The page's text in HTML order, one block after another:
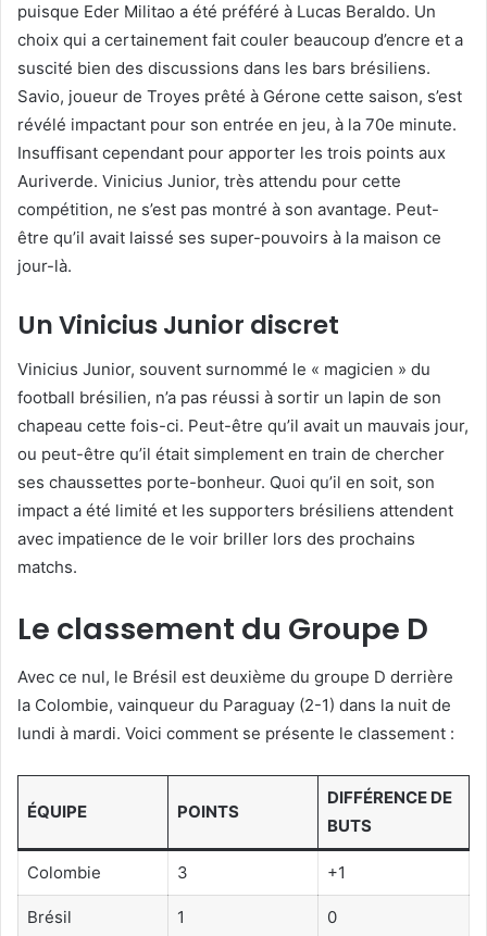
puisque Eder Militao a été préféré à Lucas Beraldo. Un
choix qui a certainement fait couler beaucoup d’encre et a
suscité bien des discussions dans les bars brésiliens.
Savio, joueur de Troyes prêté à Gérone cette saison, s’est
révélé impactant pour son entrée en jeu, à la 70e minute.
Insuffisant cependant pour apporter les trois points aux
Auriverde. Vinicius Junior, très attendu pour cette
compétition, ne s’est pas montré à son avantage. Peut-
être qu’il avait laissé ses super-pouvoirs à la maison ce
jour-là.
Un Vinicius Junior discret
Vinicius Junior, souvent surnommé le « magicien » du
football brésilien, n’a pas réussi à sortir un lapin de son
chapeau cette fois-ci. Peut-être qu’il avait un mauvais jour,
ou peut-être qu’il était simplement en train de chercher
ses chaussettes porte-bonheur. Quoi qu’il en soit, son
impact a été limité et les supporters brésiliens attendent
avec impatience de le voir briller lors des prochains
matchs.
Le classement du Groupe D
Avec ce nul, le Brésil est deuxième du groupe D derrière
la Colombie, vainqueur du Paraguay (2-1) dans la nuit de
lundi à mardi. Voici comment se présente le classement :
ÉQUIPE POINTS
DIFFÉRENCE DE
BUTS
Colombie 3 +1
Brésil 1 0